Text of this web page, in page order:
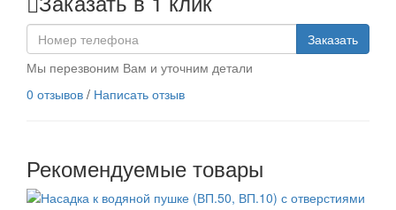
Заказать
Мы перезвоним Вам и уточним детали
0 отзывов / Написать отзыв
Рекомендуемые товары